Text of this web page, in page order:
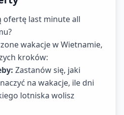
ofertę last minute all
wakacje w Wietnamie,
kroków:
Zastanów się, jaki
na wakacje, ile dni
lotniska wolisz